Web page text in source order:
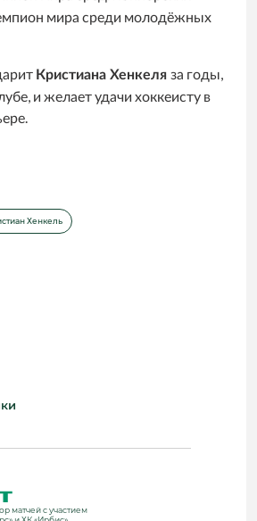
мира среди молодёжных
Кристиана Хенкеля за годы,
и желает удачи хоккеисту в
Хенкель
матчей с участием